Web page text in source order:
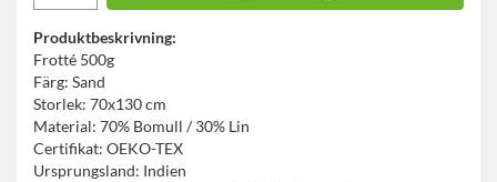
Produktbeskrivning:
Frotté 500g
Färg: Sand
Storlek: 70x130 cm
Material: 70% Bomull / 30% Lin
Certifikat: OEKO-TEX
Ursprungsland: Indien